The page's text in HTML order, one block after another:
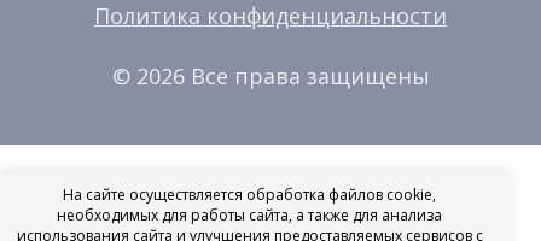
Политика конфиденциальности
© 2026 Все права защищены
На сайте осуществляется обработка файлов cookie,
необходимых для работы сайта, а также для анализа
использования сайта и улучшения предоставляемых сервисов с